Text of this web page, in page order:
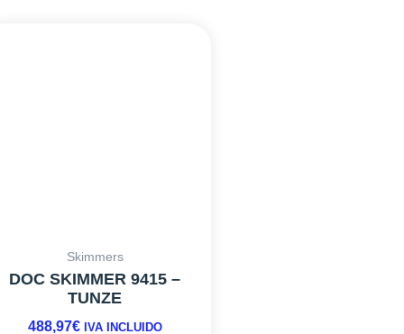
Skimmers
DOC SKIMMER 9415 –
TUNZE
488,97€ IVA INCLUIDO